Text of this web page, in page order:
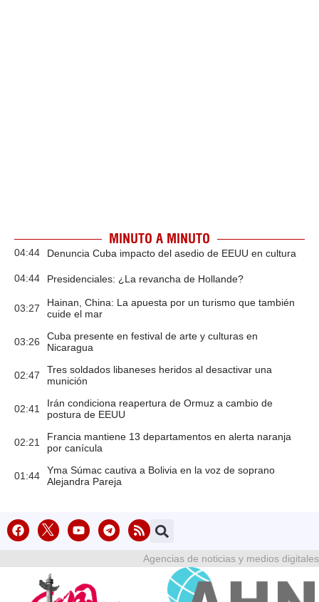
MINUTO A MINUTO
04:44 Denuncia Cuba impacto del asedio de EEUU en cultura
04:44 Presidenciales: ¿La revancha de Hollande?
03:27
Hainan, China: La apuesta por un turismo que también
cuide el mar
03:26
Cuba presente en festival de arte y culturas en
Nicaragua
02:47
Tres soldados libaneses heridos al desactivar una
munición
02:41
Irán condiciona reapertura de Ormuz a cambio de
postura de EEUU
02:21
Francia mantiene 13 departamentos en alerta naranja
por canícula
01:44
Yma Súmac cautiva a Bolivia en la voz de soprano
Alejandra Pareja
Agencias de noticias y medios digitales